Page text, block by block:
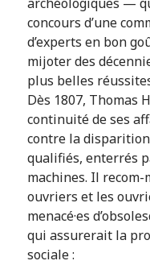
archéologiques —
concours d’une
d’experts en bon
mijoter des
plus belles
Dès 1807, Thomas
continuité de ses
contre la
qualifiés, enterrés
machines. Il recom-
ouvriers et les
menacé·es
qui assurerait la
sociale :